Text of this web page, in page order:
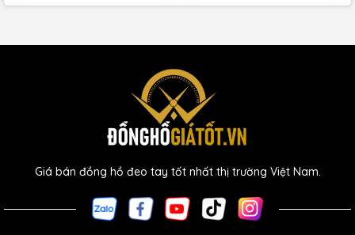
Giá bán đồng hồ đeo tay tốt nhất thị trường Việt Nam.